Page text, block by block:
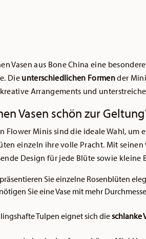
Vasen aus Bone China eine
Die unterschiedlichen Formender
Arrangements und
Vasen schön zur
Flower Minis sind die ideale Wahl, um
einzeln ihre volle Pracht. Mit seinen
Design für jede Blüte sowie kleine
präsentieren Sie einzelne Rosenblüten
Sie eine Vase mit mehr
Tulpen eignet sich dieschlanke